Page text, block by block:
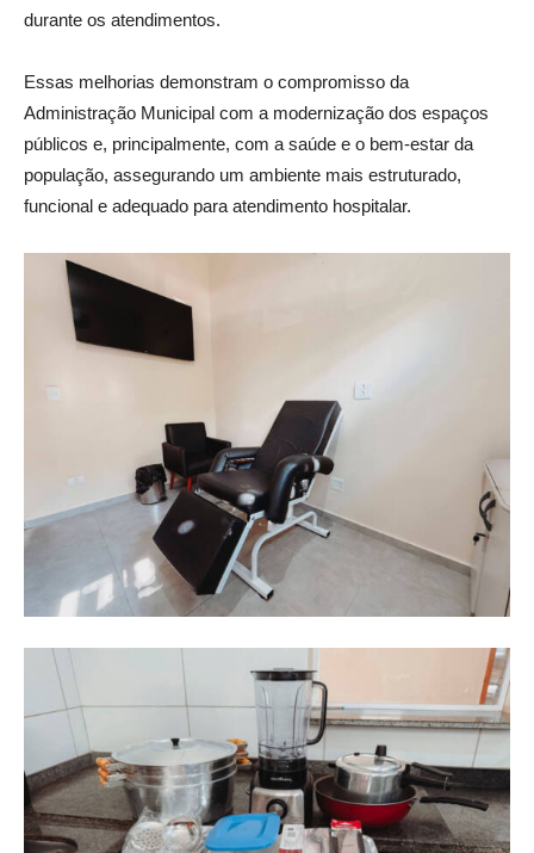
durante os atendimentos.
Essas melhorias demonstram o compromisso da
Administração Municipal com a modernização dos espaços
públicos e, principalmente, com a saúde e o bem-estar da
população, assegurando um ambiente mais estruturado,
funcional e adequado para atendimento hospitalar.